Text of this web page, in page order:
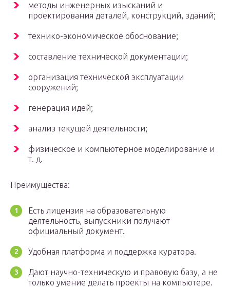
методы инженерных изысканий и
проектирования деталей, конструкций, зданий;
технико-экономическое обоснование;
составление технической документации;
организация технической эксплуатации
сооружений;
генерация идей;
анализ текущей деятельности;
физическое и компьютерное моделирование и
т. д.
Преимущества:
Есть лицензия на образовательную
деятельность, выпускники получают
официальный документ.
Удобная платформа и поддержка куратора.
Дают научно-техническую и правовую базу, а не
только умение делать проекты на компьютере.